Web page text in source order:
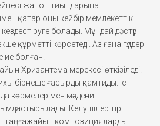
жапон тиындарына
қатар оны кейбір мемлекеттік
болады. Мұндай дәстүр
құрметті көрсетеді. Аз ғана гүлдер
ие болған.
Хризантема мерекесі өткізіледі.
бірнеше ғасырды қамтиды. Іс-
көрмелер мен мәдени
Келушілер тірі
таңғажайып композицияларды